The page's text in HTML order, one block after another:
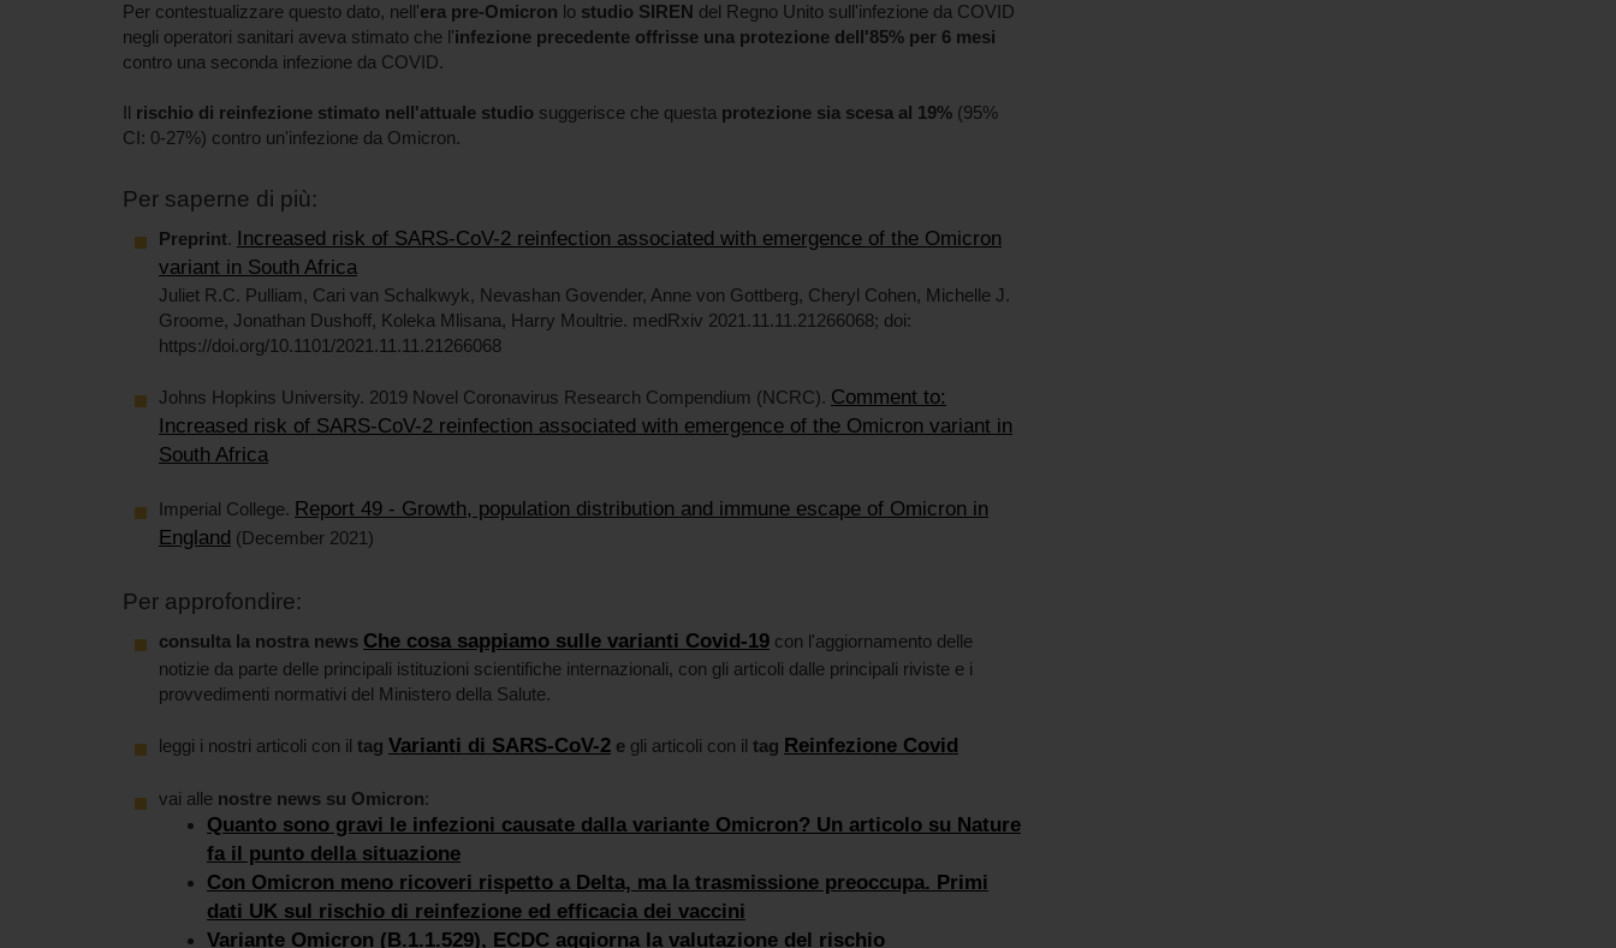
Per contestualizzare questo dato, nell'era pre-Omicron lo studio SIREN del Regno Unito sull'infezione da COVID
negli operatori sanitari aveva stimato che l'infezione precedente offrisse una protezione dell'85% per 6 mesi
contro una seconda infezione da COVID.
Il rischio di reinfezione stimato nell'attuale studio suggerisce che questa protezione sia scesa al 19% (95%
CI: 0-27%) contro un'infezione da Omicron.
Per saperne di più:
Preprint. Increased risk of SARS-CoV-2 reinfection associated with emergence of the Omicron
variant in South Africa
Juliet R.C. Pulliam, Cari van Schalkwyk, Nevashan Govender, Anne von Gottberg, Cheryl Cohen, Michelle J.
Groome, Jonathan Dushoff, Koleka Mlisana, Harry Moultrie. medRxiv 2021.11.11.21266068; doi:
https://doi.org/10.1101/2021.11.11.21266068
Johns Hopkins University. 2019 Novel Coronavirus Research Compendium (NCRC). Comment to:
Increased risk of SARS-CoV-2 reinfection associated with emergence of the Omicron variant in
South Africa
Imperial College. Report 49 - Growth, population distribution and immune escape of Omicron in
England (December 2021)
Per approfondire:
consulta la nostra news Che cosa sappiamo sulle varianti Covid-19 con l'aggiornamento delle
notizie da parte delle principali istituzioni scientifiche internazionali, con gli articoli dalle principali riviste e i
provvedimenti normativi del Ministero della Salute.
leggi i nostri articoli con il tag Varianti di SARS-CoV-2 e gli articoli con il tag Reinfezione Covid
vai alle nostre news su Omicron:
Quanto sono gravi le infezioni causate dalla variante Omicron? Un articolo su Nature
fa il punto della situazione
Con Omicron meno ricoveri rispetto a Delta, ma la trasmissione preoccupa. Primi
dati UK sul rischio di reinfezione ed efficacia dei vaccini
Variante Omicron (B.1.1.529), ECDC aggiorna la valutazione del rischio